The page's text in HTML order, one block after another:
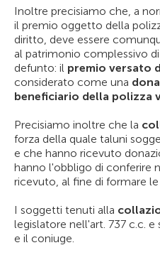
Inoltre precisiamo che, a
il premio oggetto della
diritto, deve essere
al patrimonio complessivo
defunto: il premio versato
considerato come una
beneficiario della polizza
Precisiamo inoltre che la
forza della quale taluni
e che hanno ricevuto
hanno l'obbligo di conferire
ricevuto, al fine di formare
I soggetti tenuti alla
legislatore nell'art. 737 c.c.
e il coniuge.